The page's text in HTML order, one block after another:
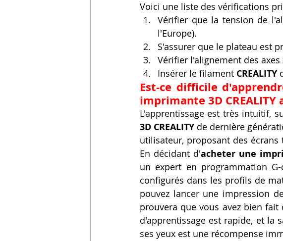
Voici une liste des vérifications
Vérifier que la tension de
l'Europe).
S'assurer que le plateau est
Vérifier l'alignement des
Insérer le filament CREALITY
Est-ce difficile
imprimante 3D
L'apprentissage est très intuitif,
3D CREALITY de dernière
utilisateur, proposant des
En décidant d'acheter une
un expert en programmation
configurés dans les profils de
pouvez lancer une impression
prouvera que vous avez bien fait
d'apprentissage est rapide, et la
ses yeux est une récompense